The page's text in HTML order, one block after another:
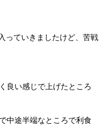
っていきましたけど、苦戦
良い感じで上げたところ
中途半端なところで利食